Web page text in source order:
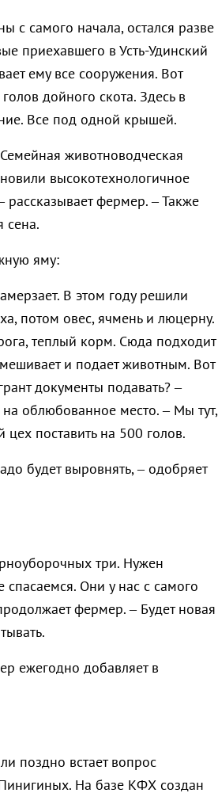
с самого начала, остался разве
приехавшего в Усть-Удинский
ему все сооружения. Вот
дойного скота. Здесь в
Все под одной крышей.
животноводческая
высокотехнологичное
рассказывает фермер. – Также
сена.
яму:
В этом году решили
потом овес, ячмень и люцерну.
теплый корм. Сюда подходит
и подает животным. Вот
документы подавать? –
облюбованное место. – Мы тут,
поставить на 500 голов.
будет выровнять, – одобряет
три. Нужен
Они у нас с самого
фермер. – Будет новая
ежегодно добавляет в
поздно встает вопрос
На базе КФХ создан